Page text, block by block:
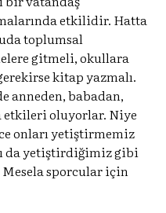
etkilidir. Hatta
toplumsal
gitmeli, okullara
kitap yazmalı.
anneden, babadan,
etkileri oluyorlar. Niye
onları yetiştirmemiz
da yetiştirdiğimiz gibi
Mesela sporcular için